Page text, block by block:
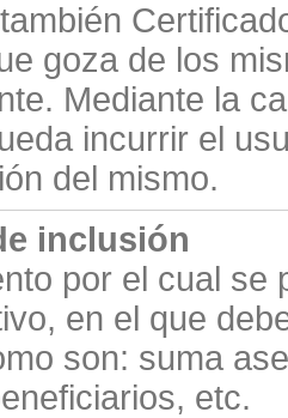
goza de los
Mediante la
incurrir el
del mismo.
inclusión
por el cual se
en el que
son: suma
etc.